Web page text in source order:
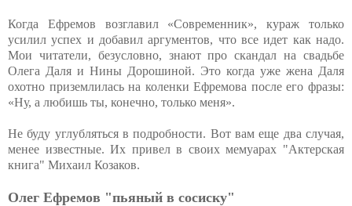
Когда Ефремов возглавил «Современник», кураж только
усилил успех и добавил аргументов, что все идет как надо.
Мои читатели, безусловно, знают про скандал на свадьбе
Олега Даля и Нины Дорошиной. Это когда уже жена Даля
охотно приземлилась на коленки Ефремова после его фразы:
«Ну, а любишь ты, конечно, только меня».
Не буду углубляться в подробности. Вот вам еще два случая,
менее известные. Их привел в своих мемуарах "Актерская
книга" Михаил Козаков.
Олег Ефремов "пьяный в сосиску"